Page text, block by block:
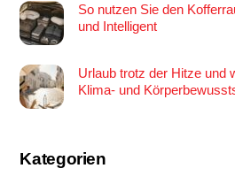
So nutzen Sie den
und Intelligent
Urlaub trotz der Hitze und
Klima- und
Kategorien